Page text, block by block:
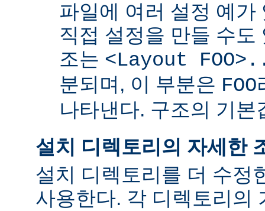
파일에 여러 설정 예가
직접 설정을 만들 수도
조는 <Layout
분되며, 이 부분은 FOO
나타낸다. 구조의 기
설치 디렉토리의 자세한
설치 디렉토리를 더 수정
사용한다. 각 디렉토리의